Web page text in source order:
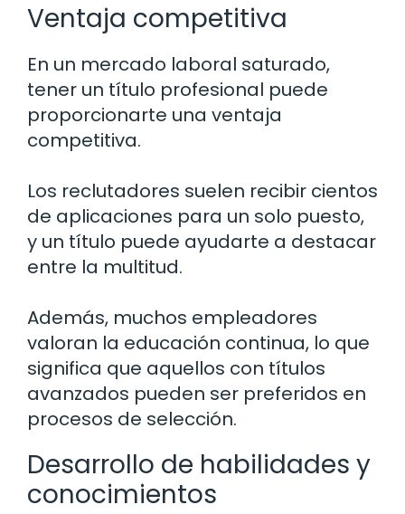
Ventaja competitiva
En un mercado laboral saturado,
tener un título profesional puede
proporcionarte una ventaja
competitiva.
Los reclutadores suelen recibir cientos
de aplicaciones para un solo puesto,
y un título puede ayudarte a destacar
entre la multitud.
Además, muchos empleadores
valoran la educación continua, lo que
significa que aquellos con títulos
avanzados pueden ser preferidos en
procesos de selección.
Desarrollo de habilidades y
conocimientos